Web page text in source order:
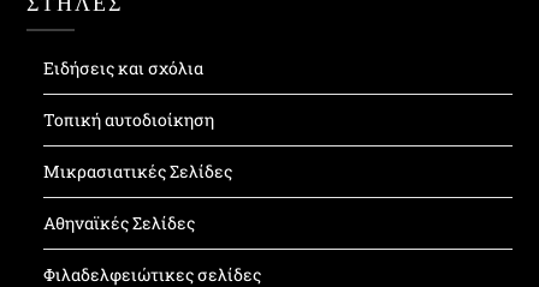
Ειδήσεις και σχόλια
Τοπική αυτοδιοίκηση
Μικρασιατικές Σελίδες
Αθηναϊκές Σελίδες
Φιλαδελφειώτικες σελίδες